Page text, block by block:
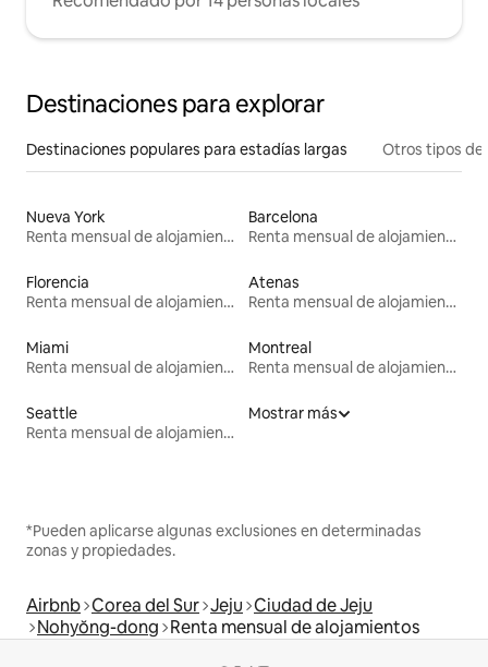
Destinaciones para explorar
Destinaciones populares para estadías largas Otros tipos de
Nueva York
Renta mensual de alojamientos
Barcelona
Renta mensual de alojamientos
Florencia
Renta mensual de alojamientos
Atenas
Renta mensual de alojamientos
Miami
Renta mensual de alojamientos
Montreal
Renta mensual de alojamientos
Seattle
Renta mensual de alojamientos
Mostrar más
*Pueden aplicarse algunas exclusiones en determinadas
zonas y propiedades.
Airbnb Corea del Sur Jeju Ciudad de Jeju
Nohyŏng-dong Renta mensual de alojamientos